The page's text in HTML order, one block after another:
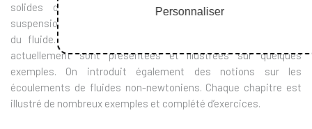
solides ou déformables, les effets collectifs dans les
suspensions et leurs conséquences sur le comportement global
du fluide. Les méthodes de résolution numérique utilisées
actuellement sont présentées et illustrées sur quelques
exemples. On introduit également des notions sur les
écoulements de fluides non-newtoniens. Chaque chapitre est
illustré de nombreux exemples et complété d’exercices.
Personnaliser